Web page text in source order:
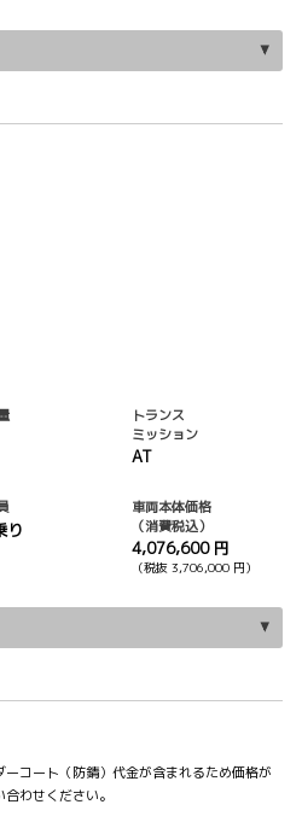
トランス
ミッション
AT
り
車両本体価格
（消費税込）
4,076,600 円
（税抜 3,706,000 円）
コート（防錆）代金が含まれるため価格が
わせください。